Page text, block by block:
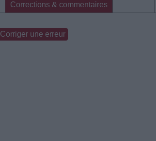
Corrections & commentaires
Corriger une erreur